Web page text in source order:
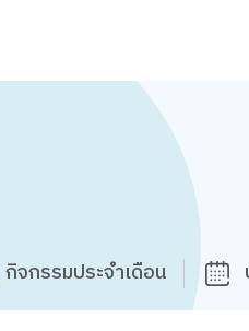
กิจกรรมประจำเดือน